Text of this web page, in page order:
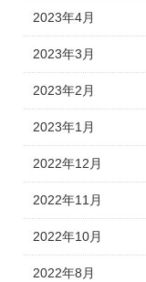
2023年4月
2023年3月
2023年2月
2023年1月
2022年12月
2022年11月
2022年10月
2022年8月